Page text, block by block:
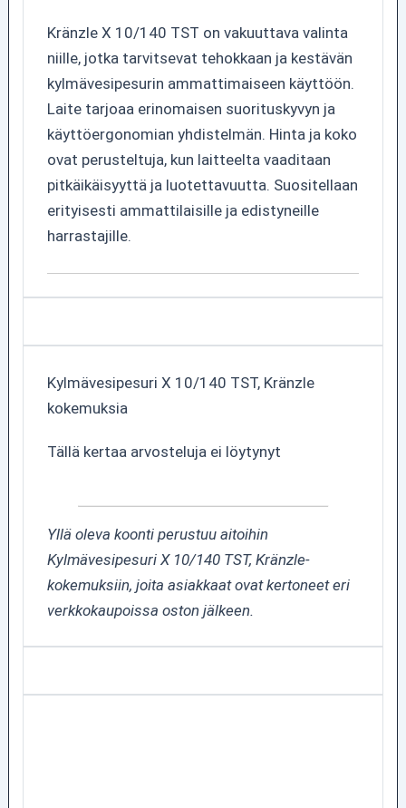
Kränzle X 10/140 TST on vakuuttava valinta
niille, jotka tarvitsevat tehokkaan ja kestävän
kylmävesipesurin ammattimaiseen käyttöön.
Laite tarjoaa erinomaisen suorituskyvyn ja
käyttöergonomian yhdistelmän. Hinta ja koko
ovat perusteltuja, kun laitteelta vaaditaan
pitkäikäisyyttä ja luotettavuutta. Suositellaan
erityisesti ammattilaisille ja edistyneille
harrastajille.
Kylmävesipesuri X 10/140 TST, Kränzle
kokemuksia
Tällä kertaa arvosteluja ei löytynyt
Yllä oleva koonti perustuu aitoihin
Kylmävesipesuri X 10/140 TST, Kränzle-
kokemuksiin, joita asiakkaat ovat kertoneet eri
verkkokaupoissa oston jälkeen.